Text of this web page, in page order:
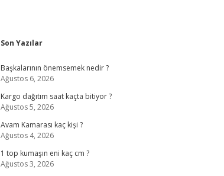
Sidebar
Son Yazılar
Başkalarının önemsemek nedir ?
Ağustos 6, 2026
Kargo dağıtım saat kaçta bitiyor ?
Ağustos 5, 2026
Avam Kamarası kaç kişi ?
Ağustos 4, 2026
1 top kumaşın eni kaç cm ?
Ağustos 3, 2026